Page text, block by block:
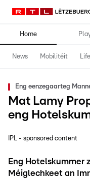
Home
News Mobilitéit Life
Eng eenzegaarteg
Mat Lamy
eng
IPL - sponsored content
Eng Hotelskummer
Méiglechkeet an